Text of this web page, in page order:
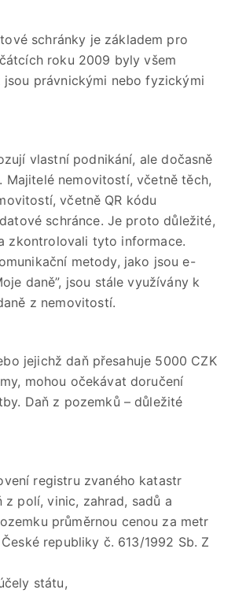
schránky je základem pro
roku 2009 byly všem
právnickými nebo fyzickými
vlastní podnikání, ale dočasně
nemovitostí, včetně těch,
včetně QR kódu
schránce. Je proto důležité,
zkontrolovali tyto informace.
metody, jako jsou e-
daně”, jsou stále využívány k
z nemovitostí.
jejichž daň přesahuje 5000 CZK
mohou očekávat doručení
Daň z pozemků – důležité
registru zvaného katastr
polí, vinic, zahrad, sadů a
průměrnou cenou za metr
republiky č. 613/1992 Sb. Z
státu,